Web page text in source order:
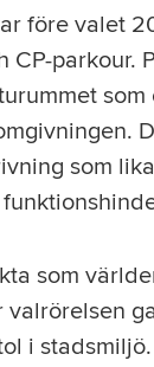
före valet
CP-parkour.
som
som
i